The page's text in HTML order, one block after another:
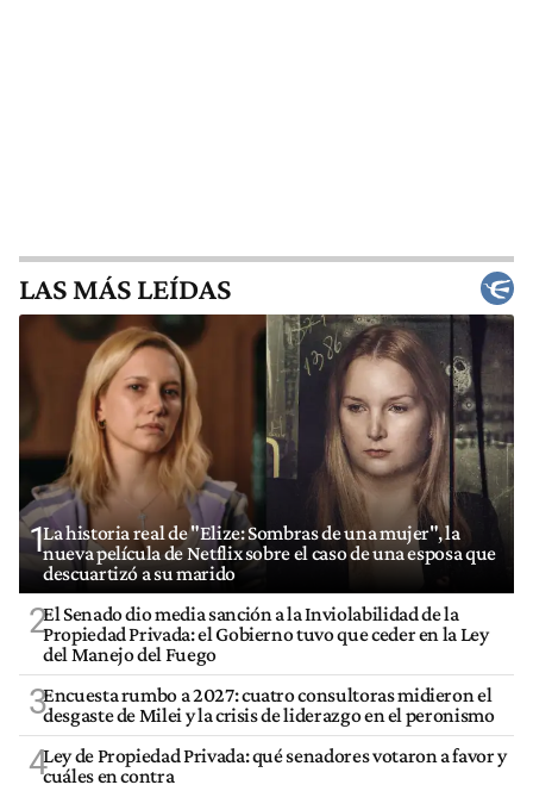
LAS MÁS LEÍDAS
1La historia real de "Elize: Sombras de una mujer", la
nueva película de Netflix sobre el caso de una esposa que
descuartizó a su marido
2El Senado dio media sanción a la Inviolabilidad de la
Propiedad Privada: el Gobierno tuvo que ceder en la Ley
del Manejo del Fuego
3Encuesta rumbo a 2027: cuatro consultoras midieron el
desgaste de Milei y la crisis de liderazgo en el peronismo
4Ley de Propiedad Privada: qué senadores votaron a favor y
cuáles en contra